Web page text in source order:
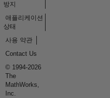
방지
애플리케이션
상태
사용 약관
Contact Us
© 1994-2026
The
MathWorks,
Inc.